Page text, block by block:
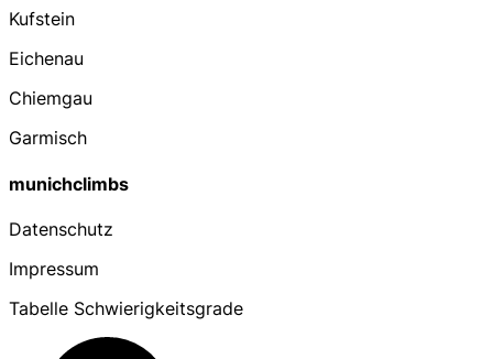
Kufstein
Eichenau
Chiemgau
Garmisch
munichclimbs
Datenschutz
Impressum
Tabelle Schwierigkeitsgrade